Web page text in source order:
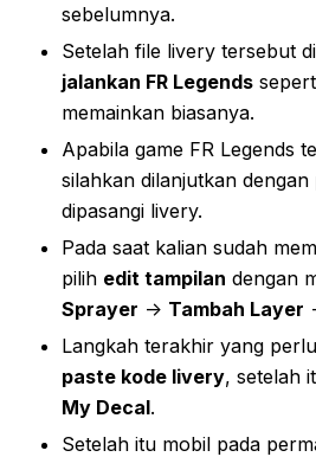
sebelumnya.
Setelah file livery tersebut
jalankan FR Legends
memainkan biasanya.
Apabila game FR Legends
silahkan dilanjutkan dengan
dipasangi livery.
Pada saat kalian sudah
pilih edit tampilan dengan
Sprayer -> Tambah Layer
Langkah terakhir yang
paste kode livery, setelah
My Decal.
Setelah itu mobil pada